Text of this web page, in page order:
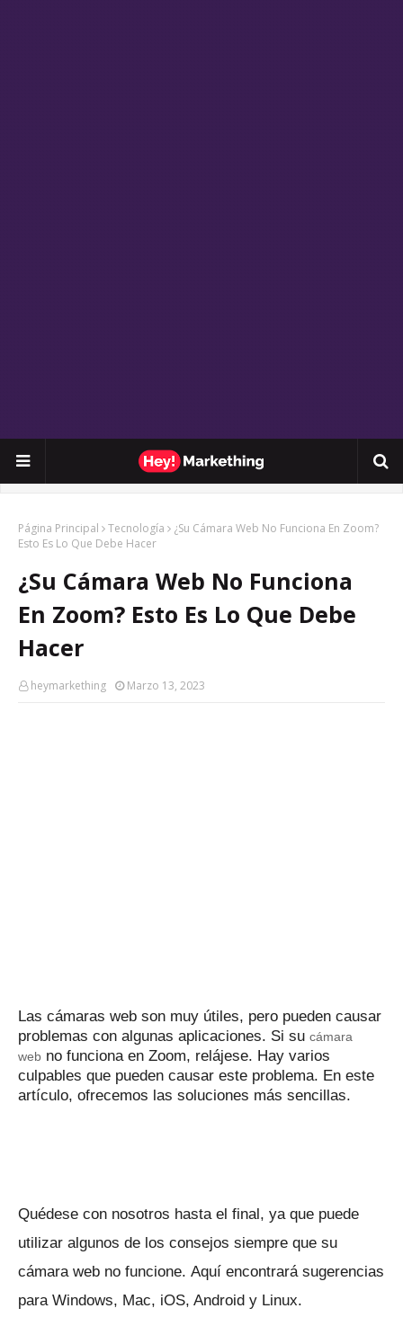
Página Principal Tecnología
¿Su Cámara Web No Funciona En Zoom?
Esto Es Lo Que Debe Hacer
¿Su Cámara Web No Funciona
En Zoom? Esto Es Lo Que Debe
Hacer
heymarkething Marzo 13, 2023
Las cámaras web son muy útiles, pero pueden causar
problemas con algunas aplicaciones. Si su cámara
web no funciona en Zoom, relájese. Hay varios
culpables que pueden causar este problema. En este
artículo, ofrecemos las soluciones más sencillas.
Quédese con nosotros hasta el final, ya que puede
utilizar algunos de los consejos siempre que su
cámara web no funcione. Aquí encontrará sugerencias
para Windows, Mac, iOS, Android y Linux.